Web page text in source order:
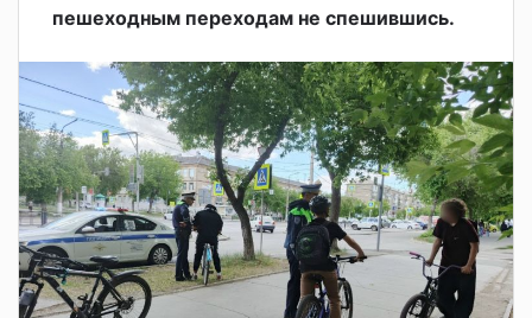
пешеходным переходам не спешившись.